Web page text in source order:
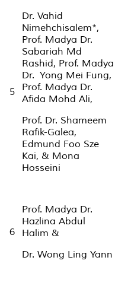
5
Dr. Vahid
Nimehchisalem*,
Prof. Madya Dr.
Sabariah Md
Rashid, Prof. Madya
Dr. Yong Mei Fung,
Prof. Madya Dr.
Afida Mohd Ali,
Prof. Dr. Shameem
Rafik-Galea,
Edmund Foo Sze
Kai, & Mona
Hosseini
6
Prof. Madya Dr.
Hazlina Abdul
Halim &
Dr. Wong Ling Yann